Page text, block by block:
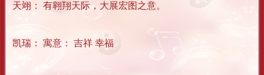
天翊： 有翱翔天际，大展宏图之意。
凯瑞： 寓意： 吉祥 幸福